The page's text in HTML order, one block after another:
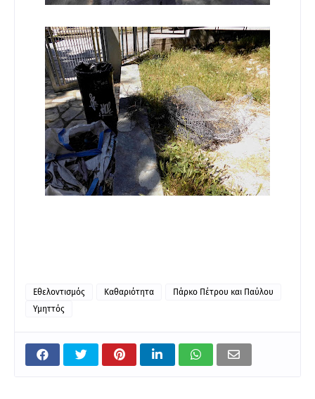
Εθελοντισμός Καθαριότητα
Πάρκο Πέτρου και Παύλου
Υμηττός